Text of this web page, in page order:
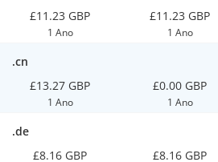
£11.23 GBP
1 Ano
£11.23 GBP
1 Ano
.cn
£13.27 GBP
1 Ano
£0.00 GBP
1 Ano
.de
£8.16 GBP
£8.16 GBP